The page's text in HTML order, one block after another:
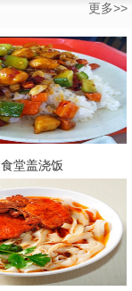
更多>>
食堂盖浇饭